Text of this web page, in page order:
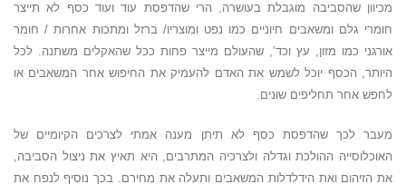
מכיוון שהסביבה מוגבלת בעושרה, הרי שהדפסת עוד ועוד כסף לא תייצר
חומרי גלם ומשאבים חיוניים כמו נפט ומוצריו/ ברזל ומתכות אחרות / חומר
אורגני כמו מזון, עץ וכד’, שהעולם מייצר פחות ככל שהאקלים משתנה. לכל
היותר, הכסף יוכל לשמש את האדם להעמיק את החיפוש אחר המשאבים או
לחפש אחר תחליפים שונים.
מעבר לכך שהדפסת כסף לא תיתן מענה אמתי לצרכים הקיומיים של
האוכלוסייה ההולכת וגדלה ולצרכיה המתרבים, היא תאיץ את ניצול הסביבה,
את הזיהום ואת הידלדלות המשאבים ותעלה את מחירם. בכך נוסיף לנפח את